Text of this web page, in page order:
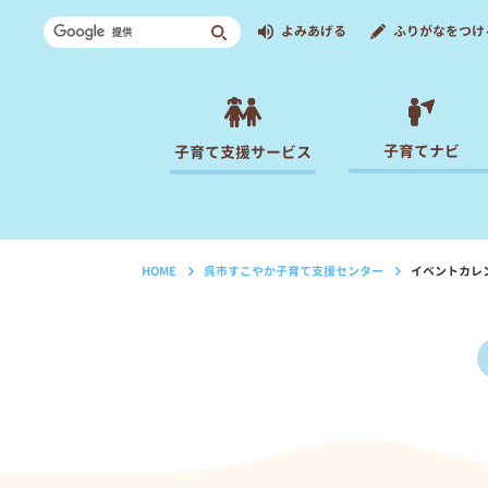
よみあげる ふりがなをつけ
子育て支援サービス 子育てナビ
HOME 呉市すこやか子育て支援センター イベントカレ